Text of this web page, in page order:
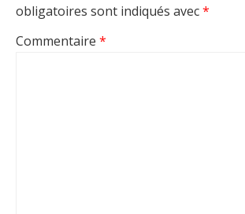
obligatoires sont indiqués avec*
Commentaire *